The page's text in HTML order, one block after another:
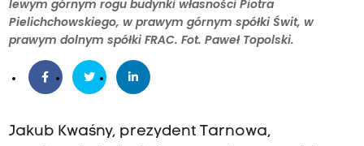
lewym górnym rogu budynki własności Piotra
Pielichchowskiego, w prawym górnym spółki Świt, w
prawym dolnym spółki FRAC. Fot. Paweł Topolski.
Jakub Kwaśny, prezydent Tarnowa,